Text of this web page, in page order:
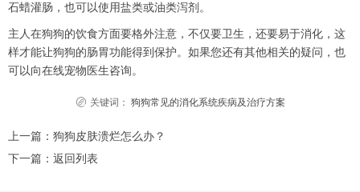
石蜡灌肠，也可以使用盐类或油类泻剂。
主人在狗狗的饮食方面要格外注意，不仅要卫生，还要易于消化，这
样才能让狗狗的肠胃功能得到保护。如果您还有其他相关的疑问，也
可以向在线宠物医生咨询。
关键词： 狗狗常见的消化系统疾病及治疗方案
上一篇： 狗狗皮肤溃烂怎么办？
下一篇： 返回列表